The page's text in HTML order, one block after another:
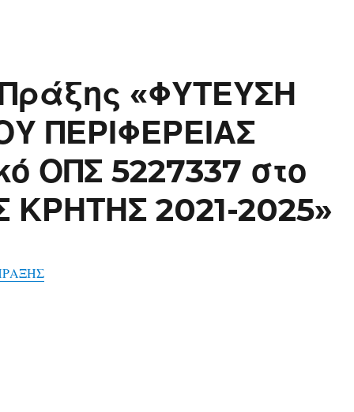
«ΦΥΤΕΥΣΗ
ΠΕΡΙΦΕΡΕΙΑΣ
ΟΠΣ 5227337 στο
ΚΡΗΤΗΣ 2021-2025»